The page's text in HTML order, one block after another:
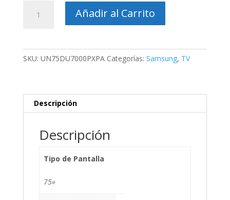
Samsung
cantidad
Añadir al Carrito
SKU: UN75DU7000PXPA Categorías: Samsung, TV
Descripción
Descripción
Tipo de Pantalla
75»